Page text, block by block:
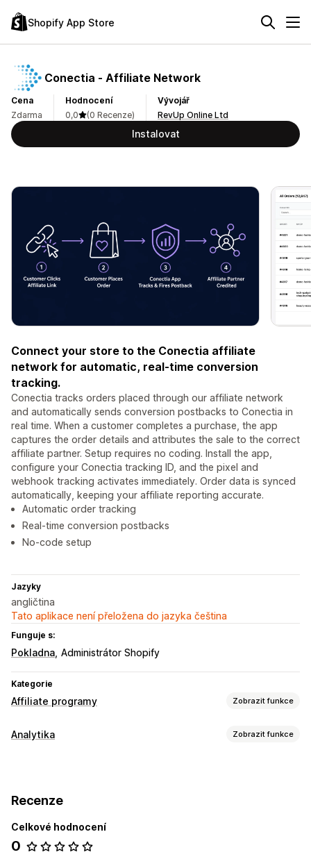
Shopify App Store
Conectia ‑ Affiliate Network
Cena
Zdarma
Hodnocení
0,0
(0 Recenze)
Vývojář
RevUp Online Ltd
Instalovat
Connect your store to the Conectia affiliate
network for automatic, real-time conversion
tracking.
Conectia tracks orders placed through our affiliate network
and automatically sends conversion postbacks to Conectia in
real time. When a customer completes a purchase, the app
captures the order details and attributes the sale to the correct
affiliate partner. Setup requires no coding. Install the app,
configure your Conectia tracking ID, and the pixel and
webhook tracking activates immediately. Order data is synced
automatically, keeping your affiliate reporting accurate.
Automatic order tracking
Real-time conversion postbacks
No-code setup
Jazyky
angličtina
Tato aplikace není přeložena do jazyka čeština
Funguje s:
Pokladna Administrátor Shopify
Kategorie
Affiliate programy Zobrazit funkce
Možnosti provize
Affiliate odkazy
Prostředí pro affiliate partnery
Vlastní odkazy a slevy
Analytika Zobrazit funkce
Atribuce marketingu
Vizuály a výkazy
Recenze
Celkové hodnocení
0